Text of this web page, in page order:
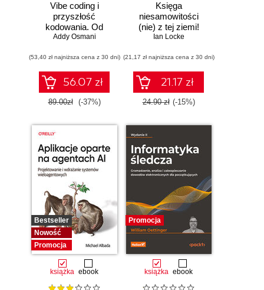
Vibe coding i
przyszłość
kodowania. Od
programisty do
Addy Osmani
(53,40 zł najniższa cena z 30 dni)
56.07 zł
89.00zł (-37%)
Księga
niesamowitości
(nie) z tej ziemi!
Księga faktów
niezwykłych
Ian Locke
(21,17 zł najniższa cena z 30 dni)
21.17 zł
24.90 zł (-15%)
Bestseller
Nowość
Promocja
książka ebook
Promocja
książka ebook